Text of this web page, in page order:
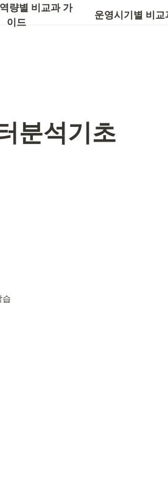
량별 비교과 가
이드
운영시기별 비교
로벌 역량
분석기초
습